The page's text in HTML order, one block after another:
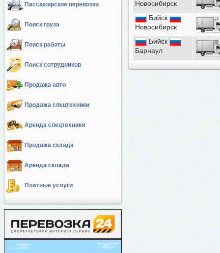
Пассажирские перевозки
Поиск груза
Поиск работы
Поиск сотрудников
Продажа авто
Продажа спецтехники
Аренда спецтехники
Продажа склада
Аренда склада
Платные услуги
Новосибирск
Бийск
Новосибирск
Бийск
Барнаул